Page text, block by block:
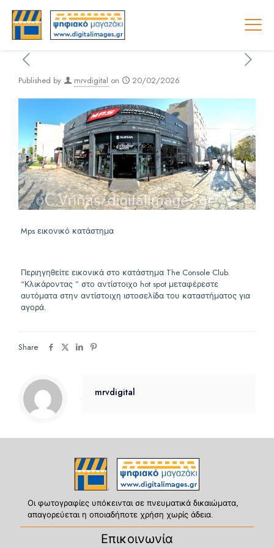
Published by mrvdigital on 20/02/2026
Mps εικονικό κατάστημα
Περιηγηθείτε εικονικά στο κατάστημα The Console Club.
“Κλικάροντας ” στο αντίστοιχο hot spot μεταφέρεστε
αυτόματα στην αντίστοιχη ιστοσελίδα του καταστήματος για
αγορά.
Share
mrvdigital
Οι φωτογραφίες υπόκεινται σε πνευματικά δικαιώματα,
απαγορεύεται η οποιαδήποτε χρήση χωρίς άδεια.
Επικοινωνία